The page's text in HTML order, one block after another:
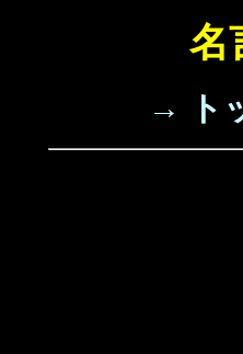
名
→ ト